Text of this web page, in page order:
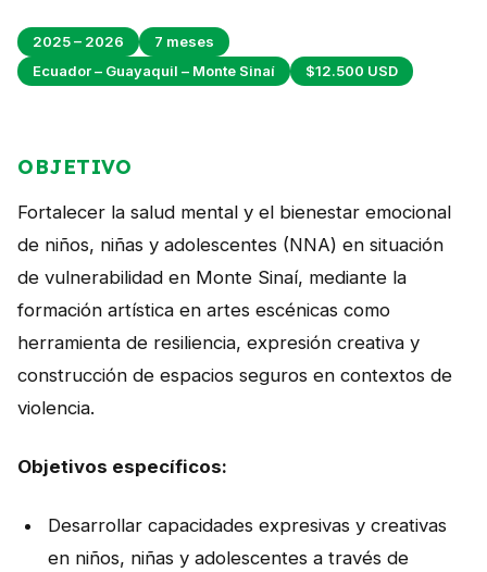
Argentina
RECURSOS
Caja de Herramientas
TDRs
Transparencia
CONTACTO
2025 – 2026
7 meses
Ecuador – Guayaquil – Monte Sinaí
$12.500 USD
OBJETIVO
Fortalecer la salud mental y el bienestar emocional
de niños, niñas y adolescentes (NNA) en situación
de vulnerabilidad en Monte Sinaí, mediante la
formación artística en artes escénicas como
herramienta de resiliencia, expresión creativa y
construcción de espacios seguros en contextos de
violencia.
Objetivos específicos:
Desarrollar capacidades expresivas y creativas
en niños, niñas y adolescentes a través de